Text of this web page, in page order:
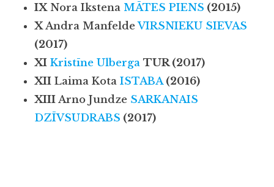
IXNora Ikstena MĀTES PIENS (2015)
XAndra ManfeldeVIRSNIEKU SIEVAS
(2017)
XI Kristīne Ulberga TUR (2017)
XII Laima Kota ISTABA(2016)
XIIIArno Jundze SARKANAIS
DZĪVSUDRABS (2017)